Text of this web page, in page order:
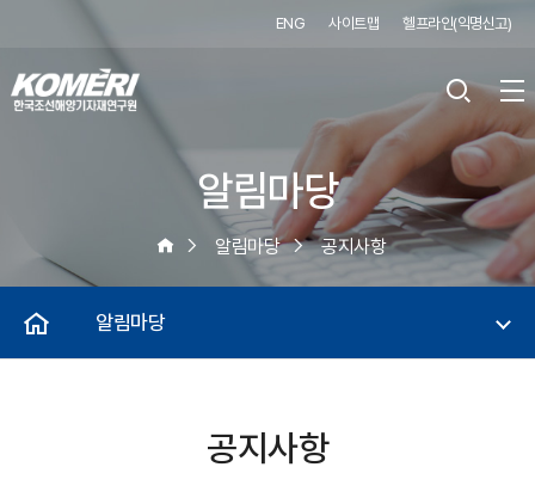
ENG 사이트맵 헬프라인(익명신고)
알림마당
알림마당 공지사항
알림마당
공지사항